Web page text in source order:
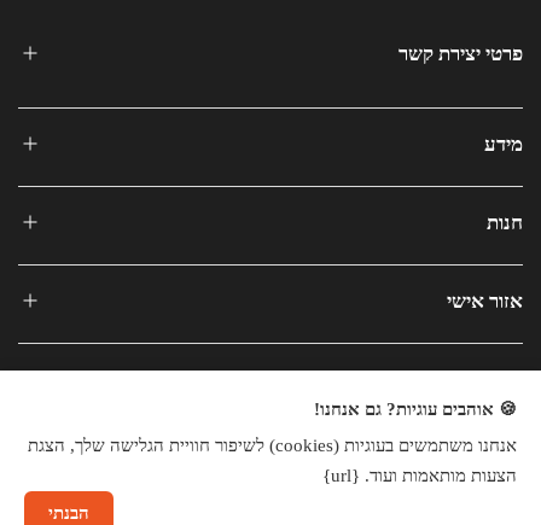
פרטי יצירת קשר
מידע
חנות
אזור אישי
כל הזכויות שמורות © 2025
🍪 אוהבים עוגיות? גם אנחנו!
אנחנו משתמשים בעוגיות (cookies) לשיפור חוויית הגלישה שלך, הצגת
הצעות מותאמות ועוד. {url}
הבנתי